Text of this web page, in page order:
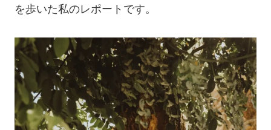
を歩いた私のレポートです。